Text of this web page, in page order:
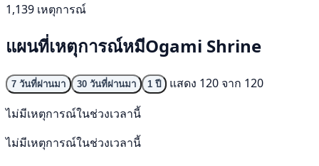
1,139 เหตุการณ์
แผนที่เหตุการณ์หมีOgami Shrine
7 วันที่ผ่านมา 30 วันที่ผ่านมา 1 ปี
แสดง 120 จาก 120
ไม่มีเหตุการณ์ในช่วงเวลานี้
ไม่มีเหตุการณ์ในช่วงเวลานี้